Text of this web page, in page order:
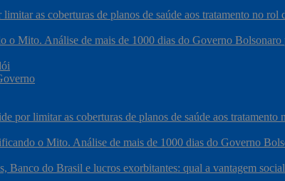
limitar as coberturas de planos de saúde aos tratamento no
o Mito. Análise de mais de 1000 dias do Governo
por limitar as coberturas de planos de saúde aos
o Mito. Análise de mais de 1000 dias do Governo
Banco do Brasil e lucros exorbitantes: qual a vantagem